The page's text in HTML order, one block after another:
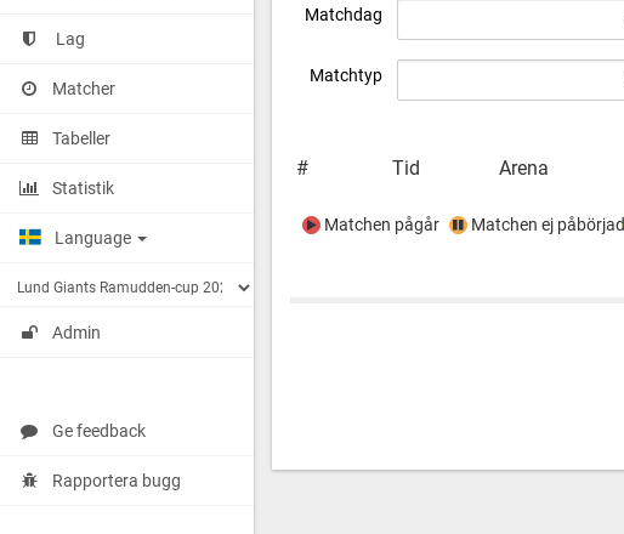
Lag
Matcher
Tabeller
Statistik
Language
Admin
Ge feedback
Rapportera bugg
Matchdag
Matchtyp
# Tid Arena
Matchen pågår Matchen ej påbörjad